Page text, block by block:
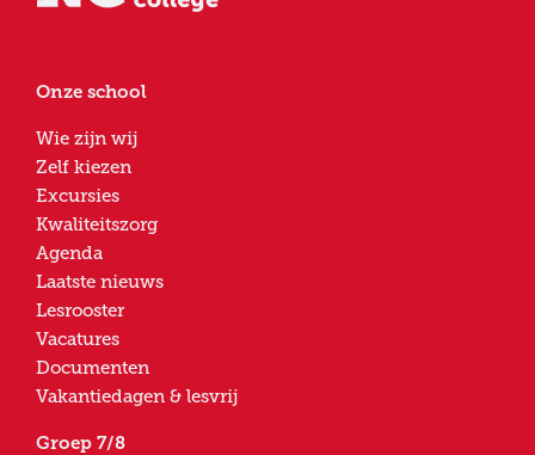
Onze school
Wie zijn wij
Zelf kiezen
Excursies
Kwaliteitszorg
Agenda
Laatste nieuws
Lesrooster
Vacatures
Documenten
Vakantiedagen & lesvrij
Groep 7/8